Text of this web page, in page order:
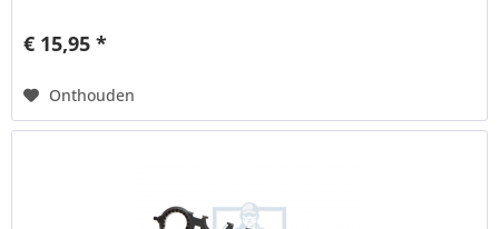
€ 15,95 *
Onthouden